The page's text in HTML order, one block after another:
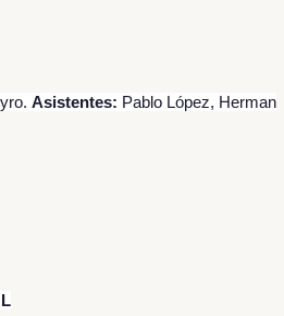
Asistentes: Pablo López, Herman